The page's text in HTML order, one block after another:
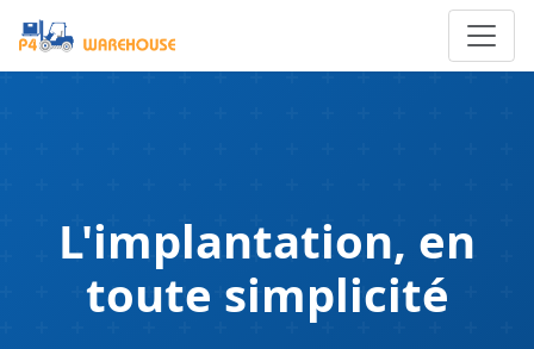
L'implantation, en
toute simplicité